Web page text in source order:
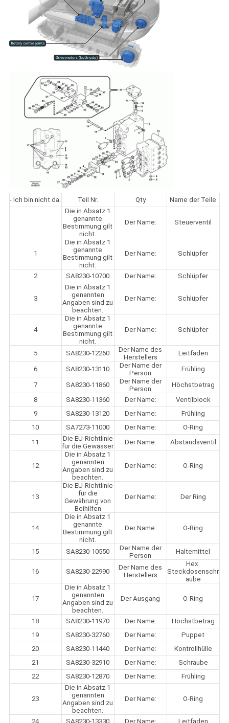
- Ich bin nicht da. Teil Nr. Qty
Name der Teile
Die in Absatz 1
genannte
Bestimmung gilt
nicht.
Der Name: Steuerventil
1
Die in Absatz 1
genannte
Bestimmung gilt
nicht.
Der Name: Schlüpfer
2 SA8230-10700 Der Name: Schlüpfer
3
Die in Absatz 1
genannten
Angaben sind zu
beachten.
Der Name: Schlüpfer
4
Die in Absatz 1
genannte
Bestimmung gilt
nicht.
Der Name: Schlüpfer
5 SA8230-12260
Der Name des
Herstellers
Leitfaden
6 SA8230-13110
Der Name der
Person
Frühling
7 SA8230-11860
Der Name der
Person
Höchstbetrag
8
SA8230-11360 Der Name:
Ventilblock
9
SA8230-13120 Der Name:
Frühling
10
SA7273-11000 Der Name:
O-Ring
11
Die EU-Richtlinie
für die Gewässer
Der Name: Abstandsventil
12
Die in Absatz 1
genannten
Angaben sind zu
beachten.
Der Name: O-Ring
13
Die EU-Richtlinie
für die
Gewährung von
Beihilfen
Der Name: Der Ring
14
Die in Absatz 1
genannte
Bestimmung gilt
nicht.
Der Name: O-Ring
15 SA8230-10550
Der Name der
Person
Haltemittel
16 SA8230-22990
Der Name des
Herstellers
Hex.
Steckdosenschr
aube
17
Die in Absatz 1
genannten
Angaben sind zu
beachten.
Der Ausgang O-Ring
18 SA8230-11970 Der Name:
Höchstbetrag
19
SA8230-32760 Der Name:
Puppet
20
SA8230-11440 Der Name:
Kontrollhülle
21
SA8230-32910 Der Name:
Schraube
22
SA8230-12870 Der Name: Frühling
23
Die in Absatz 1
genannten
Angaben sind zu
beachten.
Der Name: O-Ring
24 SA8230-13330 Der Name: Leitfaden